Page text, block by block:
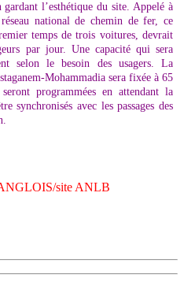
l’esthétique du site. Appelé à
national de chemin de fer, ce
temps de trois voitures, devrait
par jour. Une capacité qui sera
selon le besoin des usagers. La
Mohammadia sera fixée à 65
programmées en attendant la
synchronisés avec les passages des
site ANLB